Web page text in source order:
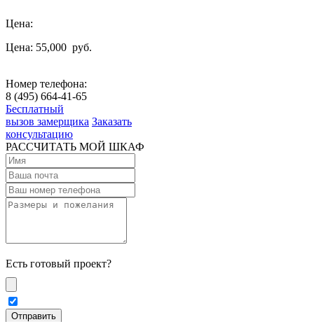
Цена:
Цена: 55,000 руб.
Номер телефона:
8 (495) 664-41-65
Бесплатный
вызов замерщика Заказать
консультацию
РАССЧИТАТЬ МОЙ ШКАФ
Есть готовый проект?